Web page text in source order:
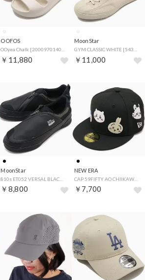
OOFOS
OOyea Chalk [2000970140252] （Chalk）
￥11,880
MoonStar
GYM CLASSIC WHITE [54320011] （WHITE）
￥11,000
MoonStar
￥8,800
NEW ERA
CAP 59FIFTY AO CHIIKAWA FRIENDS ブラック [14864521] （ブラック）
￥7,700